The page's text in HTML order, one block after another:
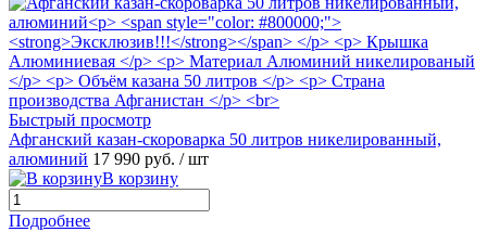
Быстрый просмотр
Афганский казан-скороварка 50 литров никелированный,
алюминий 17 990 руб. / шт
В корзину
Подробнее